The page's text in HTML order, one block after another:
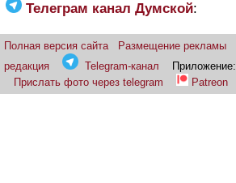
Телеграм канал Думской:
Полная версия сайта Размещение рекламы
редакция
Telegram-канал Приложение:
Прислать фото через telegram
Patreon